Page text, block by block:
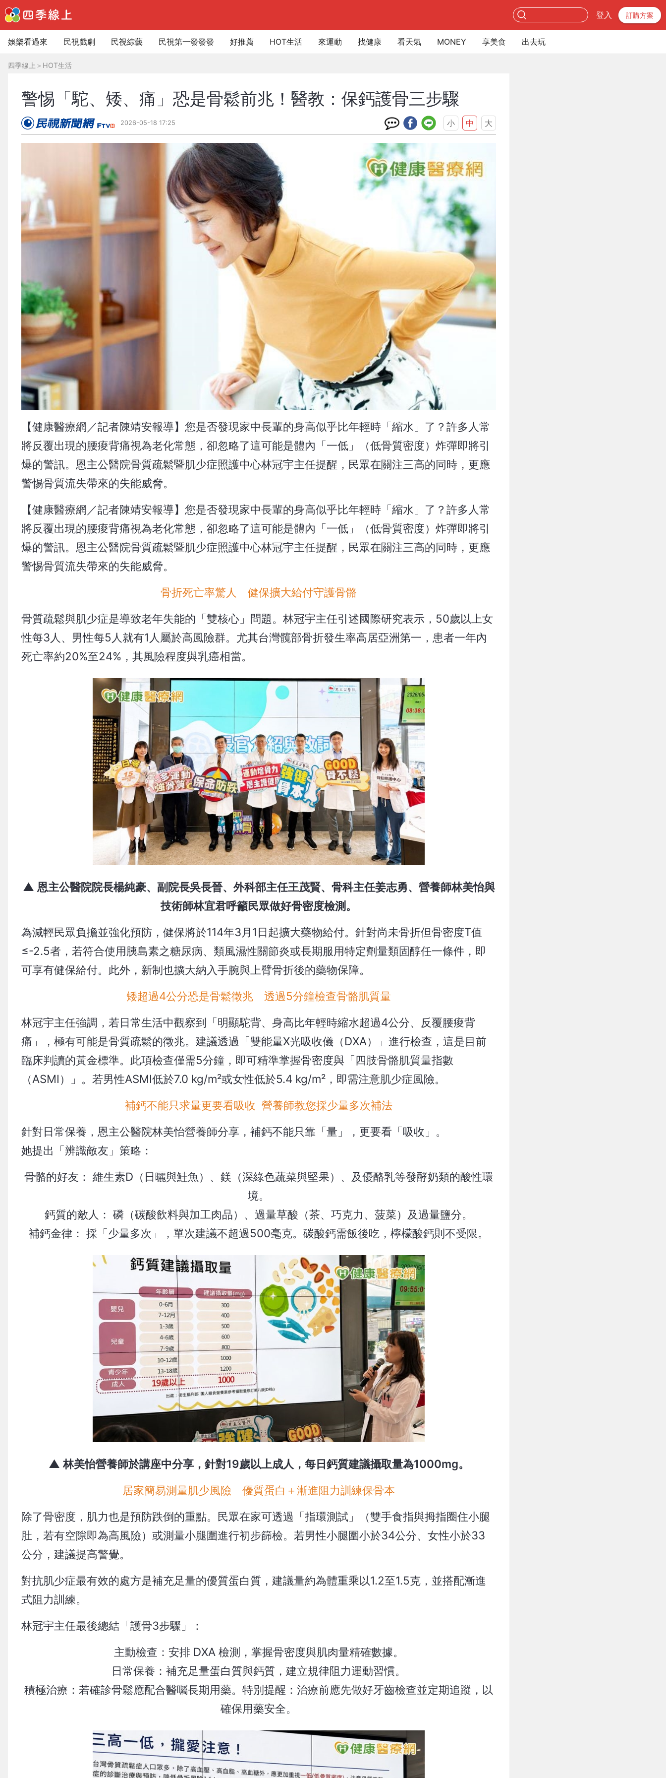
登入 訂購方案
娛樂看過來 民視戲劇 民視綜藝 民視第一發發發 好推薦 HOT生活 來運動 找健康 看天氣 MONEY 享美食 出去玩
四季線上 ＞ HOT生活
警惕「駝、矮、痛」恐是骨鬆前兆！醫教：保鈣護骨三步驟
2026-05-18 17:25 小 中 大
【健康醫療網／記者陳靖安報導】您是否發現家中長輩的身高似乎比年輕時「縮水」了？許多人常
將反覆出現的腰痠背痛視為老化常態，卻忽略了這可能是體內「一低」（低骨質密度）炸彈即將引
爆的警訊。恩主公醫院骨質疏鬆暨肌少症照護中心林冠宇主任提醒，民眾在關注三高的同時，更應
警惕骨質流失帶來的失能威脅。
【健康醫療網／記者陳靖安報導】您是否發現家中長輩的身高似乎比年輕時「縮水」了？許多人常
將反覆出現的腰痠背痛視為老化常態，卻忽略了這可能是體內「一低」（低骨質密度）炸彈即將引
爆的警訊。恩主公醫院骨質疏鬆暨肌少症照護中心林冠宇主任提醒，民眾在關注三高的同時，更應
警惕骨質流失帶來的失能威脅。
骨折死亡率驚人 健保擴大給付守護骨骼
骨質疏鬆與肌少症是導致老年失能的「雙核心」問題。林冠宇主任引述國際研究表示，50歲以上女
性每3人、男性每5人就有1人屬於高風險群。尤其台灣髖部骨折發生率高居亞洲第一，患者一年內
死亡率約20%至24%，其風險程度與乳癌相當。
▲ 恩主公醫院院長楊純豪、副院長吳長晉、外科部主任王茂賢、骨科主任姜志勇、營養師林美怡與
技術師林宜君呼籲民眾做好骨密度檢測。
為減輕民眾負擔並強化預防，健保將於114年3月1日起擴大藥物給付。針對尚未骨折但骨密度T值
≤-2.5者，若符合使用胰島素之糖尿病、類風濕性關節炎或長期服用特定劑量類固醇任一條件，即
可享有健保給付。此外，新制也擴大納入手腕與上臂骨折後的藥物保障。
矮超過4公分恐是骨鬆徵兆 透過5分鐘檢查骨骼肌質量
林冠宇主任強調，若日常生活中觀察到「明顯駝背、身高比年輕時縮水超過4公分、反覆腰痠背
痛」，極有可能是骨質疏鬆的徵兆。建議透過「雙能量X光吸收儀（DXA）」進行檢查，這是目前
臨床判讀的黃金標準。此項檢查僅需5分鐘，即可精準掌握骨密度與「四肢骨骼肌質量指數
（ASMI）」。若男性ASMI低於7.0 kg/m²或女性低於5.4 kg/m²，即需注意肌少症風險。
補鈣不能只求量更要看吸收 營養師教您採少量多次補法
針對日常保養，恩主公醫院林美怡營養師分享，補鈣不能只靠「量」，更要看「吸收」。
她提出「辨識敵友」策略：
骨骼的好友： 維生素D（日曬與鮭魚）、鎂（深綠色蔬菜與堅果）、及優酪乳等發酵奶類的酸性環
境。
鈣質的敵人： 磷（碳酸飲料與加工肉品）、過量草酸（茶、巧克力、菠菜）及過量鹽分。
補鈣金律： 採「少量多次」，單次建議不超過500毫克。碳酸鈣需飯後吃，檸檬酸鈣則不受限。
▲ 林美怡營養師於講座中分享，針對19歲以上成人，每日鈣質建議攝取量為1000mg。
居家簡易測量肌少風險 優質蛋白＋漸進阻力訓練保骨本
除了骨密度，肌力也是預防跌倒的重點。民眾在家可透過「指環測試」（雙手食指與拇指圈住小腿
肚，若有空隙即為高風險）或測量小腿圍進行初步篩檢。若男性小腿圍小於34公分、女性小於33
公分，建議提高警覺。
對抗肌少症最有效的處方是補充足量的優質蛋白質，建議量約為體重乘以1.2至1.5克，並搭配漸進
式阻力訓練。
林冠宇主任最後總結「護骨3步驟」：
主動檢查：安排 DXA 檢測，掌握骨密度與肌肉量精確數據。
日常保養：補充足量蛋白質與鈣質，建立規律阻力運動習慣。
積極治療：若確診骨鬆應配合醫囑長期用藥。特別提醒：治療前應先做好牙齒檢查並定期追蹤，以
確保用藥安全。